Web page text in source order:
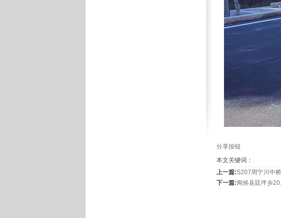
分享按钮
本文关键词：
上一篇:S207周宁川中
下一篇:闽侯县廷坪乡